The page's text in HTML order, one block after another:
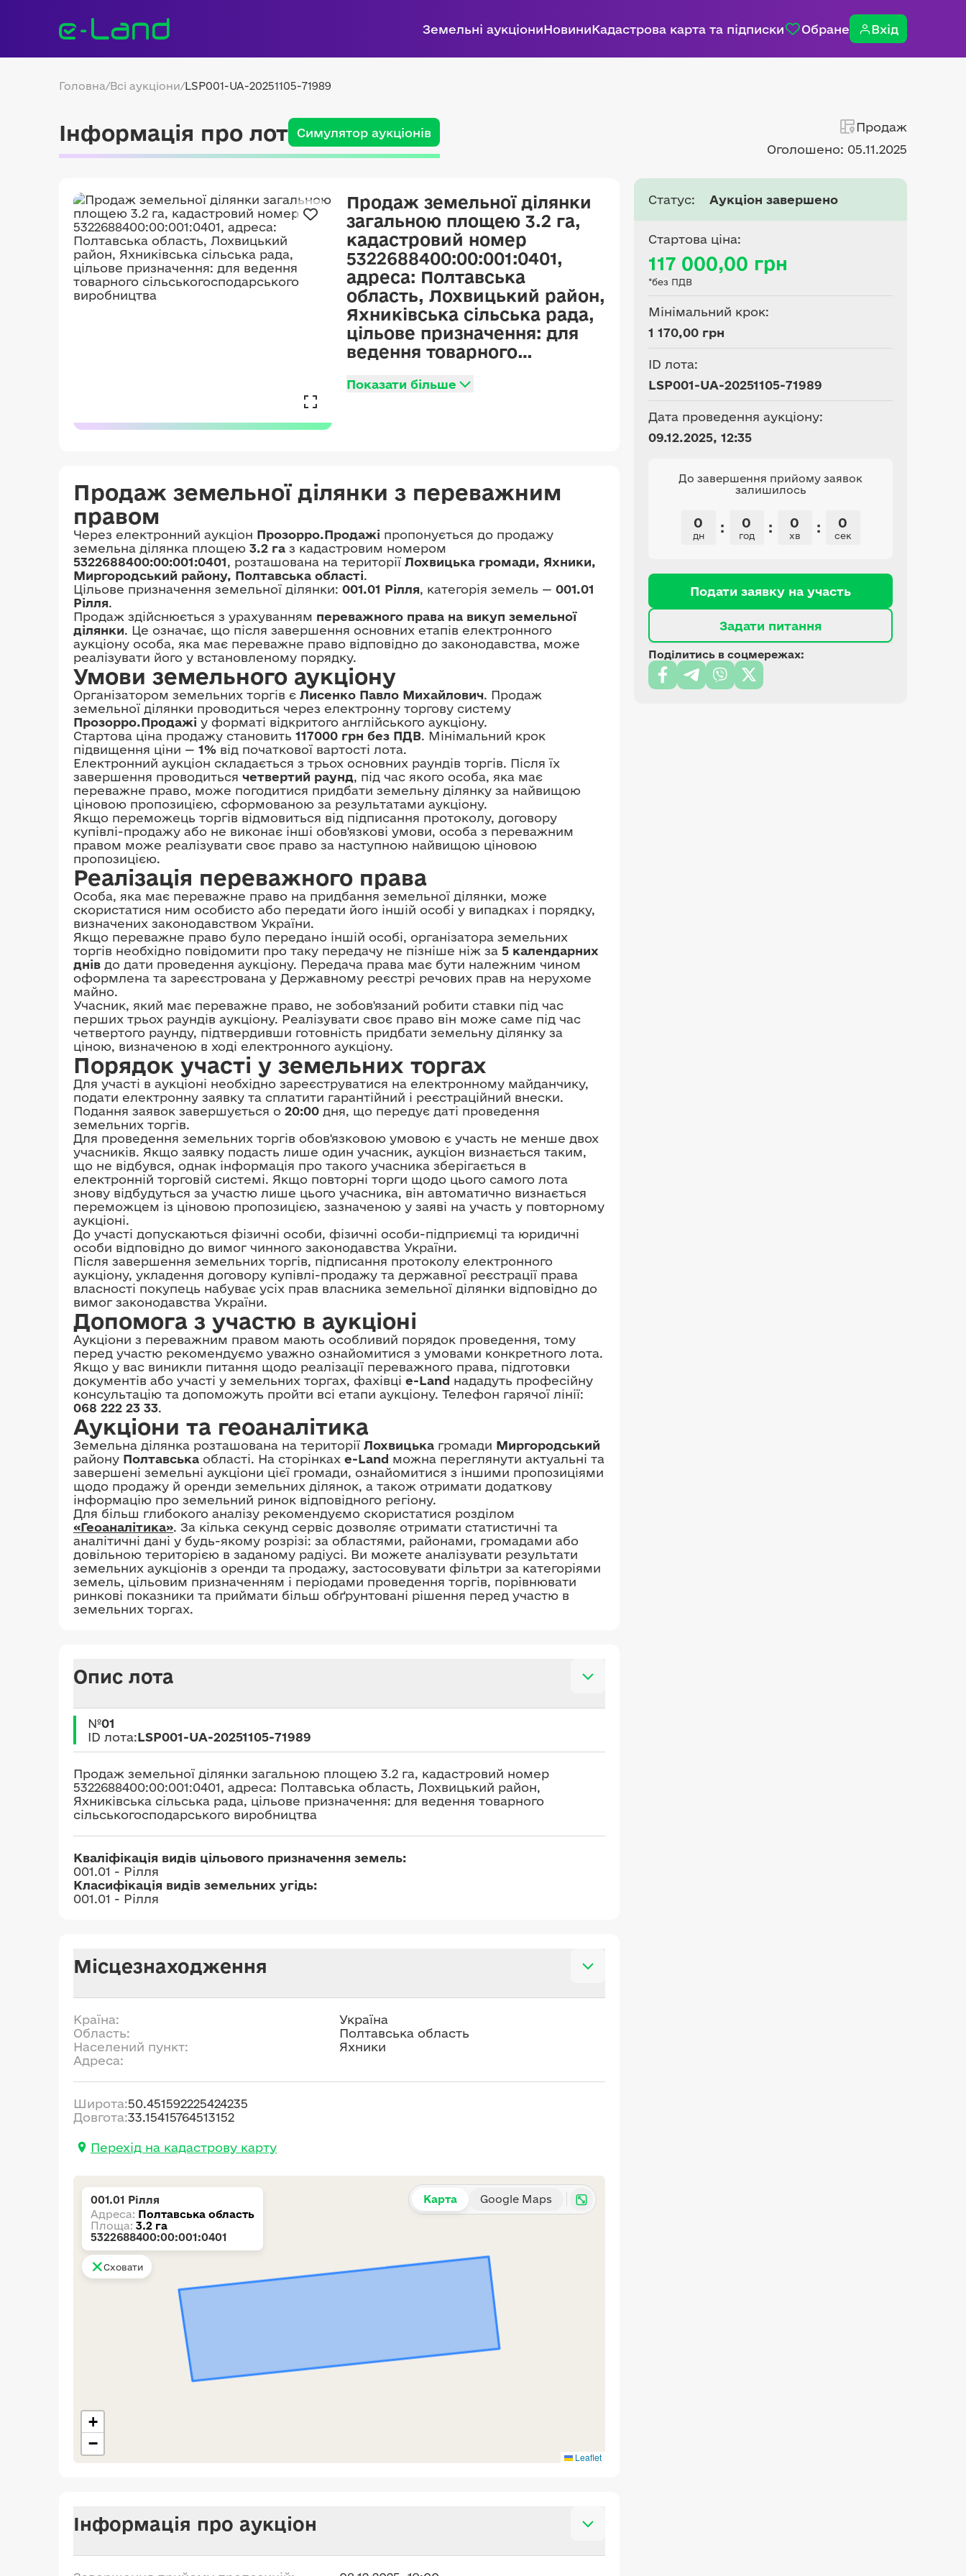
Земельні аукціониНовиниКадастрова карта та підписки Обране Вхід
Головна/Всі аукціони/LSP001-UA-20251105-71989
Інформація про лот Симулятор аукціонів
Продаж
Оголошено: 05.11.2025
Продаж земельної ділянки
загальною площею 3.2 га,
кадастровий номер
5322688400:00:001:0401,
адреса: Полтавська
область, Лохвицький район,
Яхниківська сільська рада,
цільове призначення: для
ведення товарного
виробництва
Показати більше
Продаж земельної ділянки з переважним
правом
Через електронний аукціон Прозорро.Продажі пропонується до продажу
земельна ділянка площею 3.2 га з кадастровим номером
5322688400:00:001:0401, розташована на території Лохвицька громади, Яхники,
Миргородський району, Полтавська області.
Цільове призначення земельної ділянки: 001.01 Рілля, категорія земель — 001.01
Рілля.
Продаж здійснюється з урахуванням переважного права на викуп земельної
ділянки. Це означає, що після завершення основних етапів електронного
аукціону особа, яка має переважне право відповідно до законодавства, може
реалізувати його у встановленому порядку.
Умови земельного аукціону
Організатором земельних торгів є Лисенко Павло Михайлович. Продаж
земельної ділянки проводиться через електронну торгову систему
Прозорро.Продажі у форматі відкритого англійського аукціону.
Стартова ціна продажу становить 117000 грн без ПДВ. Мінімальний крок
підвищення ціни — 1% від початкової вартості лота.
Електронний аукціон складається з трьох основних раундів торгів. Після їх
завершення проводиться четвертий раунд, під час якого особа, яка має
переважне право, може погодитися придбати земельну ділянку за найвищою
ціновою пропозицією, сформованою за результатами аукціону.
Якщо переможець торгів відмовиться від підписання протоколу, договору
купівлі-продажу або не виконає інші обов'язкові умови, особа з переважним
правом може реалізувати своє право за наступною найвищою ціновою
пропозицією.
Реалізація переважного права
Особа, яка має переважне право на придбання земельної ділянки, може
скористатися ним особисто або передати його іншій особі у випадках і порядку,
визначених законодавством України.
Якщо переважне право було передано іншій особі, організатора земельних
торгів необхідно повідомити про таку передачу не пізніше ніж за 5 календарних
днів до дати проведення аукціону. Передача права має бути належним чином
оформлена та зареєстрована у Державному реєстрі речових прав на нерухоме
майно.
Учасник, який має переважне право, не зобов'язаний робити ставки під час
перших трьох раундів аукціону. Реалізувати своє право він може саме під час
четвертого раунду, підтвердивши готовність придбати земельну ділянку за
ціною, визначеною в ході електронного аукціону.
Порядок участі у земельних торгах
Для участі в аукціоні необхідно зареєструватися на електронному майданчику,
подати електронну заявку та сплатити гарантійний і реєстраційний внески.
Подання заявок завершується о 20:00 дня, що передує даті проведення
земельних торгів.
Для проведення земельних торгів обов'язковою умовою є участь не менше двох
учасників. Якщо заявку подасть лише один учасник, аукціон визнається таким,
що не відбувся, однак інформація про такого учасника зберігається в
електронній торговій системі. Якщо повторні торги щодо цього самого лота
знову відбудуться за участю лише цього учасника, він автоматично визнається
переможцем із ціновою пропозицією, зазначеною у заяві на участь у повторному
аукціоні.
До участі допускаються фізичні особи, фізичні особи-підприємці та юридичні
особи відповідно до вимог чинного законодавства України.
Після завершення земельних торгів, підписання протоколу електронного
аукціону, укладення договору купівлі-продажу та державної реєстрації права
власності покупець набуває усіх прав власника земельної ділянки відповідно до
вимог законодавства України.
Допомога з участю в аукціоні
Аукціони з переважним правом мають особливий порядок проведення, тому
перед участю рекомендуємо уважно ознайомитися з умовами конкретного лота.
Якщо у вас виникли питання щодо реалізації переважного права, підготовки
документів або участі у земельних торгах, фахівці e-Land нададуть професійну
консультацію та допоможуть пройти всі етапи аукціону. Телефон гарячої лінії:
068 222 23 33.
Аукціони та геоаналітика
Земельна ділянка розташована на території Лохвицька громади Миргородський
району Полтавська області. На сторінках e-Land можна переглянути актуальні та
завершені земельні аукціони цієї громади, ознайомитися з іншими пропозиціями
щодо продажу й оренди земельних ділянок, а також отримати додаткову
інформацію про земельний ринок відповідного регіону.
Для більш глибокого аналізу рекомендуємо скористатися розділом
«Геоаналітика». За кілька секунд сервіс дозволяє отримати статистичні та
аналітичні дані у будь-якому розрізі: за областями, районами, громадами або
довільною територією в заданому радіусі. Ви можете аналізувати результати
земельних аукціонів з оренди та продажу, застосовувати фільтри за категоріями
земель, цільовим призначенням і періодами проведення торгів, порівнювати
ринкові показники та приймати більш обґрунтовані рішення перед участю в
земельних торгах.
Опис лота
№01
ID лота:LSP001-UA-20251105-71989
Продаж земельної ділянки загальною площею 3.2 га, кадастровий номер
5322688400:00:001:0401, адреса: Полтавська область, Лохвицький район,
Яхниківська сільська рада, цільове призначення: для ведення товарного
сільськогосподарського виробництва
Кваліфікація видів цільового призначення земель:
001.01 - Рілля
Класифікація видів земельних угідь:
001.01 - Рілля
Місцезнаходження
Країна:
Україна
Область:
Полтавська область
Населений пункт:
Яхники
Адреса:
Широта:50.451592225424235
Довгота:33.15415764513152
Перехід на кадастрову карту
Карта Google Maps
+
−
Leaflet
001.01 Рілля
Адреса: Полтавська область
Площа: 3.2 га
5322688400:00:001:0401
Сховати
Інформація про аукціон
Статус: Аукціон завершено
Стартова ціна:
117 000,00 грн
*без ПДВ
Мінімальний крок:
1 170,00 грн
ID лота:
LSP001-UA-20251105-71989
Дата проведення аукціону:
09.12.2025, 12:35
До завершення прийому заявок
залишилось
0
дн : 0
год : 0
хв : 0
сек
Подати заявку на участь
Задати питання
Поділитись в соцмережах: